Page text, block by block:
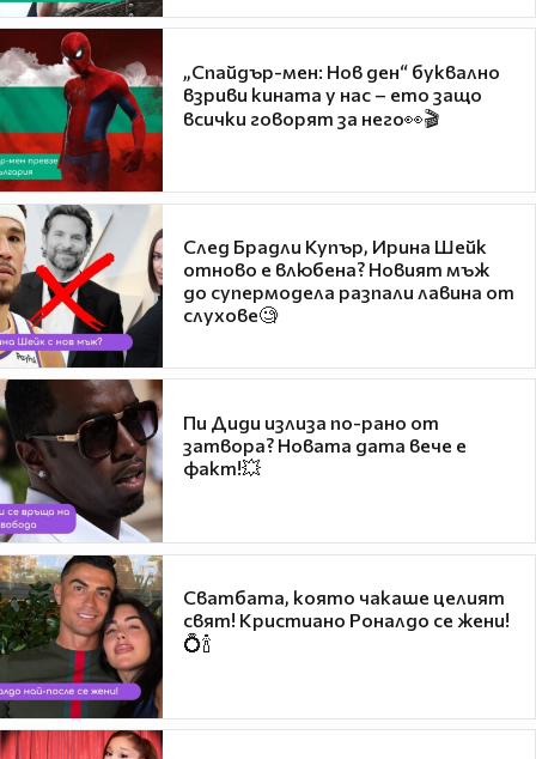
„Спайдър-мен: Нов ден“ буквално
взриви кината у нас – ето защо
всички говорят за него👀🎬
След Брадли Купър, Ирина Шейк
отново е влюбена? Новият мъж
до супермодела разпали лавина от
слухове🧐
Пи Диди излиза по-рано от
затвора? Новата дата вече е
факт!💥
Сватбата, която чакаше целият
свят! Кристиано Роналдо се жени!
💍🍾